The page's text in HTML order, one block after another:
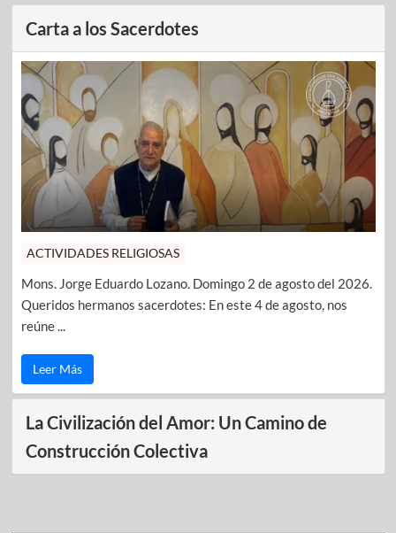
Carta a los Sacerdotes
ACTIVIDADES RELIGIOSAS
Mons. Jorge Eduardo Lozano. Domingo 2 de agosto del 2026.
Queridos hermanos sacerdotes: En este 4 de agosto, nos
reúne ...
Leer Más
La Civilización del Amor: Un Camino de
Construcción Colectiva